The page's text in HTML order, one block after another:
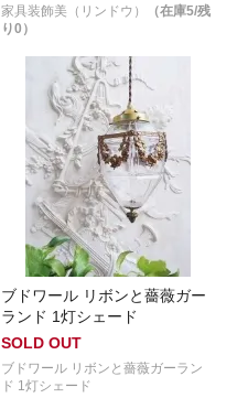
家具装飾美（リンドウ）
（在庫5/残
り0）
ブドワール リボンと薔薇ガー
ランド 1灯シェード
SOLD OUT
ブドワール リボンと薔薇ガーラン
ド 1灯シェード